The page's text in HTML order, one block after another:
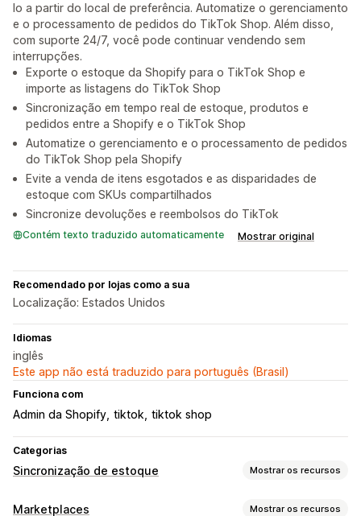
lo a partir do local de preferência. Automatize o gerenciamento
e o processamento de pedidos do TikTok Shop. Além disso,
com suporte 24/7, você pode continuar vendendo sem
interrupções.
Exporte o estoque da Shopify para o TikTok Shop e
importe as listagens do TikTok Shop
Sincronização em tempo real de estoque, produtos e
pedidos entre a Shopify e o TikTok Shop
Automatize o gerenciamento e o processamento de pedidos
do TikTok Shop pela Shopify
Evite a venda de itens esgotados e as disparidades de
estoque com SKUs compartilhados
Sincronize devoluções e reembolsos do TikTok
Contém texto traduzido automaticamente Mostrar original
Recomendado por lojas como a sua
Localização: Estados Unidos
Idiomas
inglês
Este app não está traduzido para português (Brasil)
Funciona com
Admin da Shopify tiktok tiktok shop
Categorias
Sincronização de estoque Mostrar os recursos
Tipo de sincronização
Marketplaces Mostrar os recursos